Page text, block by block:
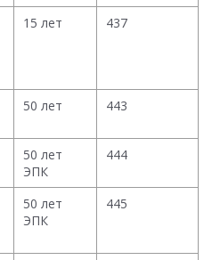
15 лет 437
50 лет 443
50 лет
ЭПК
444
50 лет
ЭПК
445